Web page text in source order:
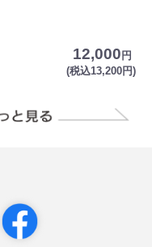
12,000 円
(税込13,200円)